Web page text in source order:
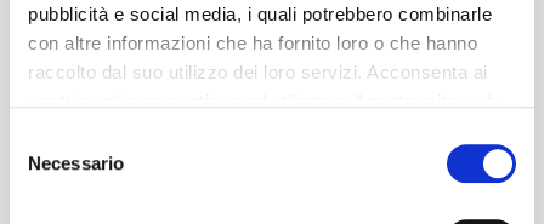
pubblicità e social media, i quali potrebbero combinarle
con altre informazioni che ha fornito loro o che hanno
raccolto dal suo utilizzo dei loro servizi. Acconsenta ai
delNecessario